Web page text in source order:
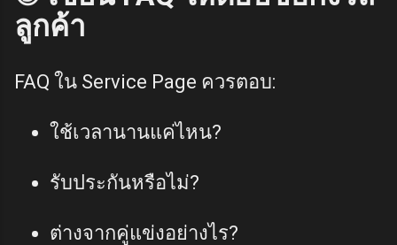
ลูกค้า
FAQ ใน Service Page ควรตอบ:
ใช้เวลานานแค่ไหน?
รับประกันหรือไม่?
ต่างจากคู่แข่งอย่างไร?